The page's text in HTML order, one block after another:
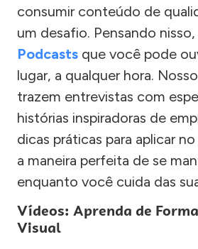
consumir conteúdo de
um desafio. Pensando
Podcasts que você pode
lugar, a qualquer hora.
trazem entrevistas com
histórias inspiradoras de
dicas práticas para aplicar
a maneira perfeita de se
enquanto você cuida das
Vídeos: Aprenda de
Visual